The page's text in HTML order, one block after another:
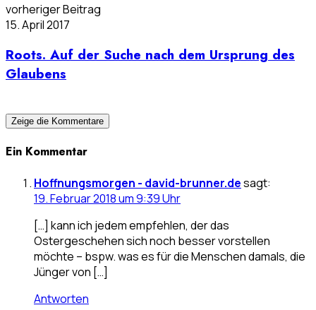
vorheriger Beitrag
15. April 2017
Roots. Auf der Suche nach dem Ursprung des
Glaubens
Zeige die Kommentare
Ein Kommentar
Hoffnungsmorgen - david-brunner.desagt:
19. Februar 2018 um 9:39 Uhr
[…] kann ich jedem empfehlen, der das
Ostergeschehen sich noch besser vorstellen
möchte – bspw. was es für die Menschen damals, die
Jünger von […]
Antworten